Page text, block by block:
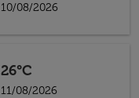
10/08/2026
26°C
11/08/2026